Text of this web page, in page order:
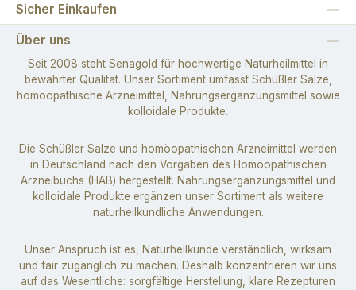
Sicher Einkaufen
Über uns
Seit 2008 steht Senagold für hochwertige Naturheilmittel in
bewährter Qualität. Unser Sortiment umfasst Schüßler Salze,
homöopathische Arzneimittel, Nahrungsergänzungsmittel sowie
kolloidale Produkte.
Die Schüßler Salze und homöopathischen Arzneimittel werden
in Deutschland nach den Vorgaben des Homöopathischen
Arzneibuchs (HAB) hergestellt. Nahrungsergänzungsmittel und
kolloidale Produkte ergänzen unser Sortiment als weitere
naturheilkundliche Anwendungen.
Unser Anspruch ist es, Naturheilkunde verständlich, wirksam
und fair zugänglich zu machen. Deshalb konzentrieren wir uns
auf das Wesentliche: sorgfältige Herstellung, klare Rezepturen